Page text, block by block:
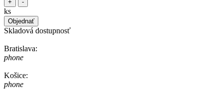
+ -
ks
Objednať
Skladová dostupnosť
Bratislava:
phone
Košice:
phone